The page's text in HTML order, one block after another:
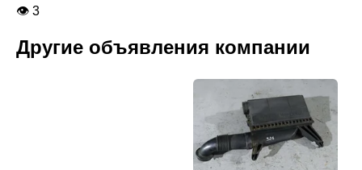
👁 3
Другие объявления компании